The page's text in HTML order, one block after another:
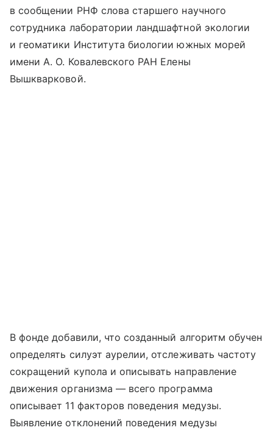
в сообщении РНФ слова старшего научного
сотрудника лаборатории ландшафтной экологии
и геоматики Института биологии южных морей
имени А. О. Ковалевского РАН Елены
Вышкварковой.
В фонде добавили, что созданный алгоритм обучен
определять силуэт аурелии, отслеживать частоту
сокращений купола и описывать направление
движения организма — всего программа
описывает 11 факторов поведения медузы.
Выявление отклонений поведения медузы